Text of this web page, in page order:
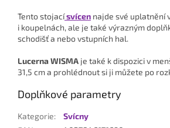
Tento stojacísvícen najde své uplatnění
i koupelnách, ale je také výrazným
schodišť a nebo vstupních hal.
Lucerna WISMA je také k dispozici v
31,5 cm a prohlédnout si ji můžete po
Doplňkové parametry
Kategorie:
Svícny